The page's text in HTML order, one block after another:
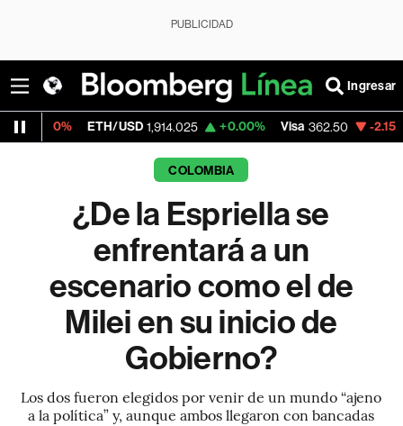
PUBLICIDAD
Ingresar
ETH/USD 1,914.025 +0.00% Visa 362.50 -2.15%
COLOMBIA
¿De la Espriella se
enfrentará a un
escenario como el de
Milei en su inicio de
Gobierno?
Los dos fueron elegidos por venir de un mundo “ajeno
a la política” y, aunque ambos llegaron con bancadas